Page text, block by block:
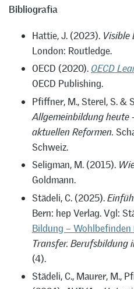
Bibliografia
Hattie, J. (2023). Visible
London: Routledge.
OECD (2020). OECD
OECD Publishing.
Pfiffner, M., Sterel, S. &
Allgemeinbildung heute
aktuellen Reformen.
Schweiz.
Seligman, M. (2015).
Goldmann.
Städeli, C. (2025).
Bern: hep Verlag. Vgl:
Bildung –
Transfer. Berufsbildung
(4).
Städeli, C., Maurer, M.,